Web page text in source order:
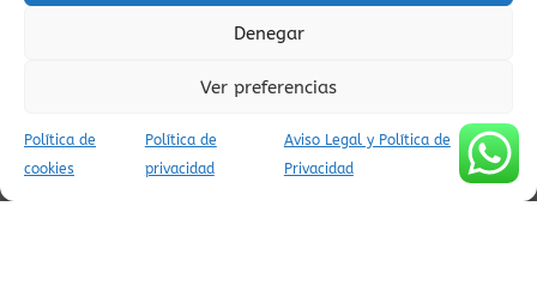
Denegar
Ver preferencias
Política de
cookies
Política de
privacidad
Aviso Legal y Política de
Privacidad
visitas guiadas vistas al Cinca
AVISO LEGAL Y POLÍTICA DE PRIVACIDAD
POLÍTICA DE COOKIES (UE)